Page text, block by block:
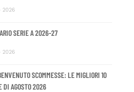
2026
SERIE A 2026-27
2026
SCOMMESSE: LE MIGLIORI 10
DI AGOSTO 2026